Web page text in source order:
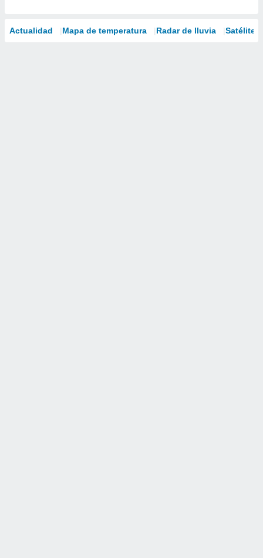
Actualidad Mapa de temperatura Radar de lluvia Satélites